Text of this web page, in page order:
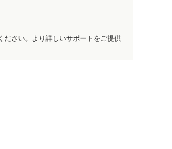
ださい。より詳しいサポートをご提供